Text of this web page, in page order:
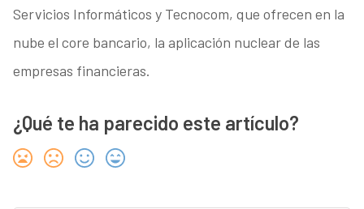
Servicios Informáticos y Tecnocom, que ofrecen en la
nube el core bancario, la aplicación nuclear de las
empresas financieras.
¿Qué te ha parecido este artículo?